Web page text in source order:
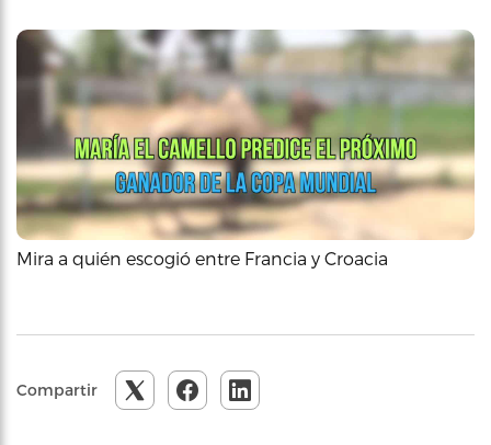
Mira a quién escogió entre Francia y Croacia
Compartir